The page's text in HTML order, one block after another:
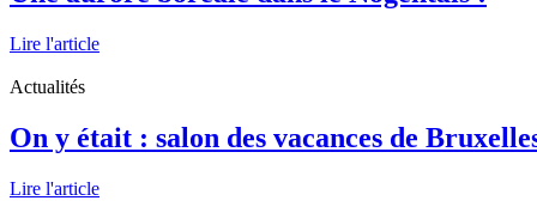
Lire l'article
Actualités
On y était : salon des vacances de
Lire l'article